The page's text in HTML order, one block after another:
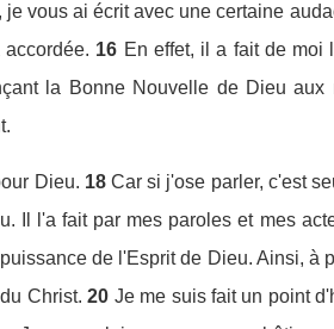
je vous ai écrit avec une certaine
16 En effet, il a fait de moi
la Bonne Nouvelle de Dieu aux
Dieu. 18 Car si j'ose parler, c'est
Il l'a fait par mes paroles et mes
de l'Esprit de Dieu. Ainsi, à
Christ. 20 Je me suis fait un point